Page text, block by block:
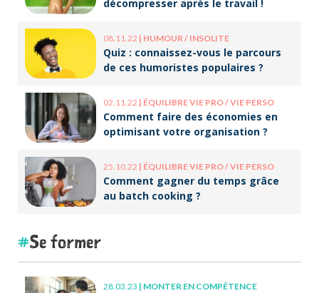
décompresser après le travail !
08.11.22 | HUMOUR / INSOLITE
Quiz : connaissez-vous le parcours
de ces humoristes populaires ?
02.11.22 | ÉQUILIBRE VIE PRO / VIE PERSO
Comment faire des économies en
optimisant votre organisation ?
25.10.22 | ÉQUILIBRE VIE PRO / VIE PERSO
Comment gagner du temps grâce
au batch cooking ?
Se former
28.03.23 | MONTER EN COMPÉTENCE